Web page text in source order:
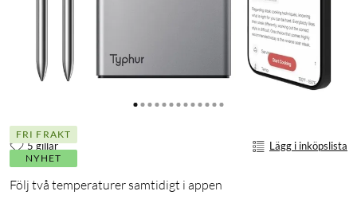
FRI FRAKT
NYHET
5 gillar Lägg i inköpslista
Följ två temperaturer samtidigt i appen